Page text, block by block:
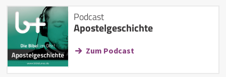
Podcast
Apostelgeschichte
Zum Podcast